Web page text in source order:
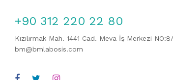
+90 312 220 22 80
Kızılırmak Mah. 1441 Cad. Meva İş Merkezi
bm@bmlabosis.com